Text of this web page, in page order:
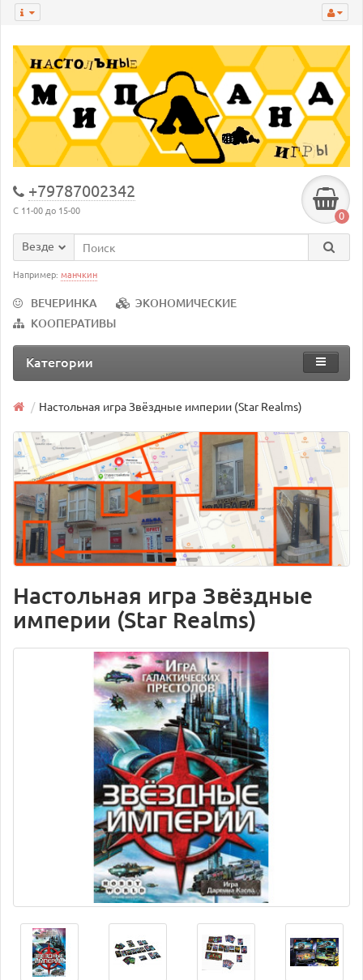
+79787002342
С 11-00 до 15-00 0
Везде
Например: манчкин
ВЕЧЕРИНКА
ЭКОНОМИЧЕСКИЕ
КООПЕРАТИВЫ
Категории
Настольная игра Звёздные империи (Star Realms)
Настольная игра Звёздные
империи (Star Realms)